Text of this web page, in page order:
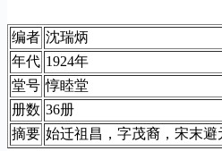
编者 沈瑞炳
年代 1924年
堂号 惇睦堂
册数 36册
摘要 始迁祖昌，字茂裔，宋末避